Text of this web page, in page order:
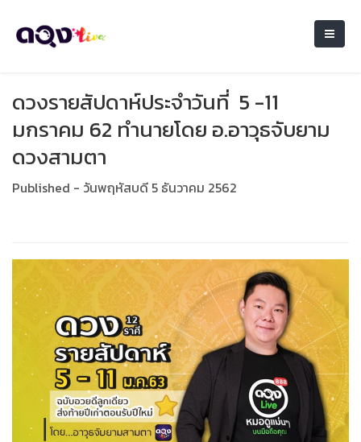
ดวงรายสัปดาห์ประจำวันที่ 5 -11
มกราคม 62 ทำนายโดย อ.อาวุธจับยาม
ดวงสามตา
Published - วันพฤหัสบดี 5 ธันวาคม 2562